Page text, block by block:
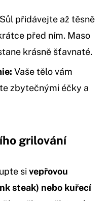
Sůl přidávejte až těsně
před ním. Maso
krásně šťavnaté.
Vaše tělo vám
zbytečnými éčky a
grilování
si vepřovou
steak) nebo kuřecí